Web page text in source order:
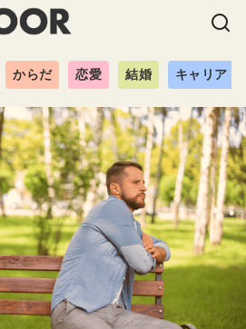
からだ 恋愛 結婚 キャリア